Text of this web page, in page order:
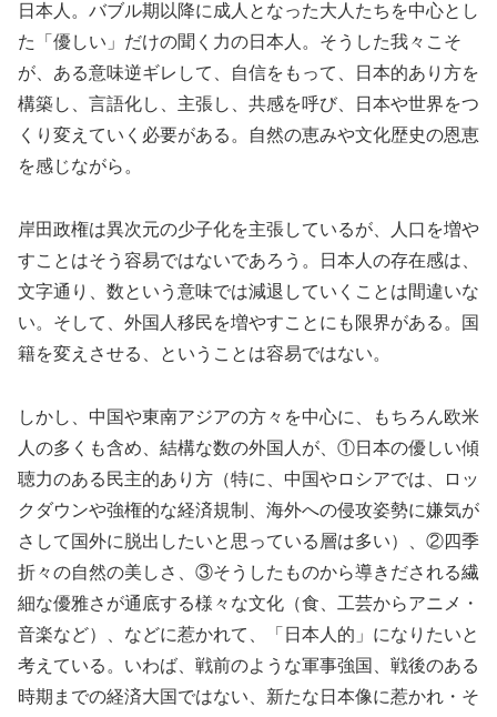
日本人。バブル期以降に成人となった大人たちを中心とし
た「優しい」だけの聞く力の日本人。そうした我々こそ
が、ある意味逆ギレして、自信をもって、日本的あり方を
構築し、言語化し、主張し、共感を呼び、日本や世界をつ
くり変えていく必要がある。自然の恵みや文化歴史の恩恵
を感じながら。
岸田政権は異次元の少子化を主張しているが、人口を増や
すことはそう容易ではないであろう。日本人の存在感は、
文字通り、数という意味では減退していくことは間違いな
い。そして、外国人移民を増やすことにも限界がある。国
籍を変えさせる、ということは容易ではない。
しかし、中国や東南アジアの方々を中心に、もちろん欧米
人の多くも含め、結構な数の外国人が、①日本の優しい傾
聴力のある民主的あり方（特に、中国やロシアでは、ロッ
クダウンや強権的な経済規制、海外への侵攻姿勢に嫌気が
さして国外に脱出したいと思っている層は多い）、②四季
折々の自然の美しさ、③そうしたものから導きだされる繊
細な優雅さが通底する様々な文化（食、工芸からアニメ・
音楽など）、などに惹かれて、「日本人的」になりたいと
考えている。いわば、戦前のような軍事強国、戦後のある
時期までの経済大国ではない、新たな日本像に惹かれ・そ